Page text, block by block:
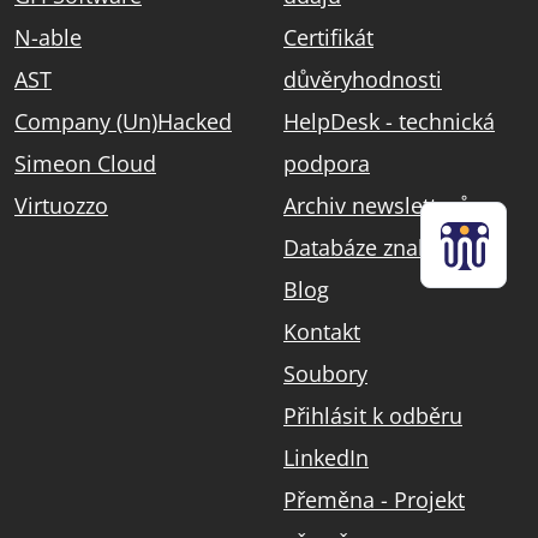
N-able
AST
Company (Un)Hacked
Simeon Cloud
Virtuozzo
Certifikát
důvěryhodnosti
HelpDesk - technická
podpora
Archiv newsletterů
Databáze znalostí
Blog
Kontakt
Soubory
Přihlásit k odběru
LinkedIn
Přeměna - Projekt